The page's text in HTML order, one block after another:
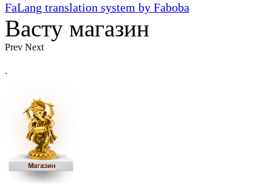
FaLang translation system by Faboba
Васту магазин
Prev Next
.